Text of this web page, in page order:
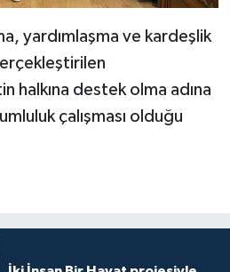
yardımlaşma ve kardeşlik
halkına destek olma adına
çalışması olduğu